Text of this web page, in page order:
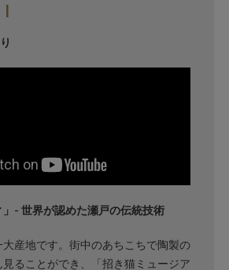
」- 世界が認めた瀬戸の伝統技術
産地です。街中のあちこちで陶製の
ることができ、「招き猫ミュージア